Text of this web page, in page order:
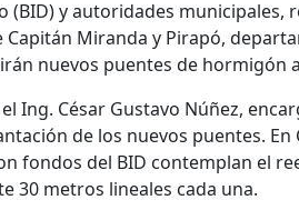
(BID) y autoridades municipales,
Miranda y Pirapó,
nuevos puentes de hormigón
Ing. César Gustavo Núñez,
de los nuevos puentes.
fondos del BID contemplan el
30 metros lineales cada una.